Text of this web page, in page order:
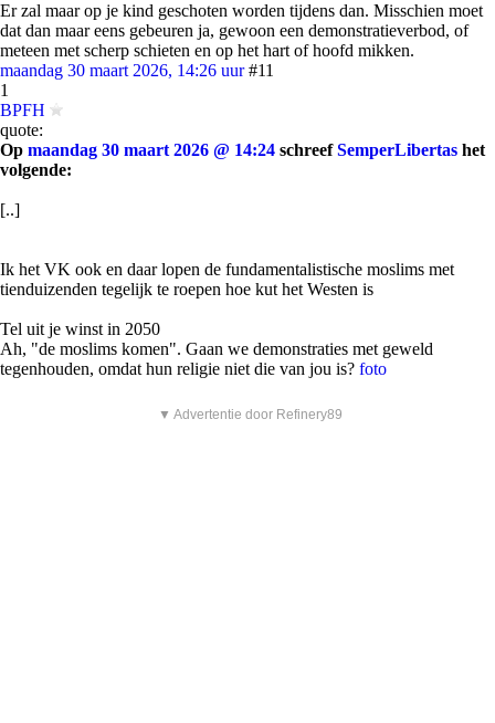
Er zal maar op je kind geschoten worden tijdens dan. Misschien moet
dat dan maar eens gebeuren ja, gewoon een demonstratieverbod, of
meteen met scherp schieten en op het hart of hoofd mikken.
maandag 30 maart 2026, 14:26 uur #11
1
BPFH
quote:
Op maandag 30 maart 2026 @ 14:24 schreefSemperLibertas het
volgende:
[..]
Ik het VK ook en daar lopen de fundamentalistische moslims met
tienduizenden tegelijk te roepen hoe kut het Westen is
Tel uit je winst in 2050
Ah, "de moslims komen". Gaan we demonstraties met geweld
tegenhouden, omdat hun religie niet die van jou is? foto
▼ Advertentie door Refinery89